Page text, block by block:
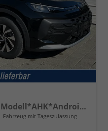
LIFE 1.5 eTSI DSG Neues Modell*AHK*Android Auto*SHZ*ACC*Kamera*5J Garantie*Klimaauto*
Fahrzeug mit Tageszulassung